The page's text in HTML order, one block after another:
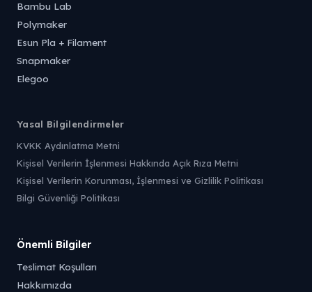
Bambu Lab
Polymaker
Esun Pla + Filament
Snapmaker
Elegoo
Yasal Bilgilendirmeler
KVKK Aydınlatma Metni
Kişisel Verilerin İşlenmesi Hakkında Açık Rıza Metni
Kişisel Verilerin Korunması, İşlenmesi ve Gizlilik Politikası
Bilgi Güvenliği Politikası
Önemli Bilgiler
Teslimat Koşulları
Hakkımızda